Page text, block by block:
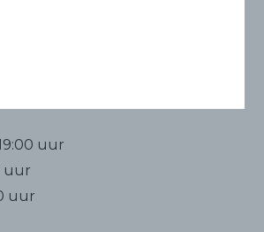
arrestaties, een kist met
en een dood door vergiftigde
hoogtepunt van de show!
uur
uur
uur